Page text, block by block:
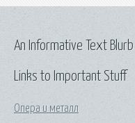
Links to Important Stuff
Опера и металл
An Informative Text Blurb